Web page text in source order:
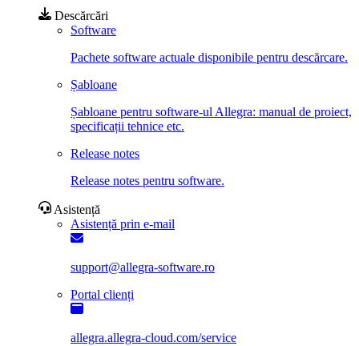
Descărcări
Software
Pachete software actuale disponibile pentru descărcare.
Șabloane
Șabloane pentru software-ul Allegra: manual de proiect,
specificații tehnice etc.
Release notes
Release notes pentru software.
Asistență
Asistență prin e-mail
support@allegra-software.ro
Portal clienți
allegra.allegra-cloud.com/service